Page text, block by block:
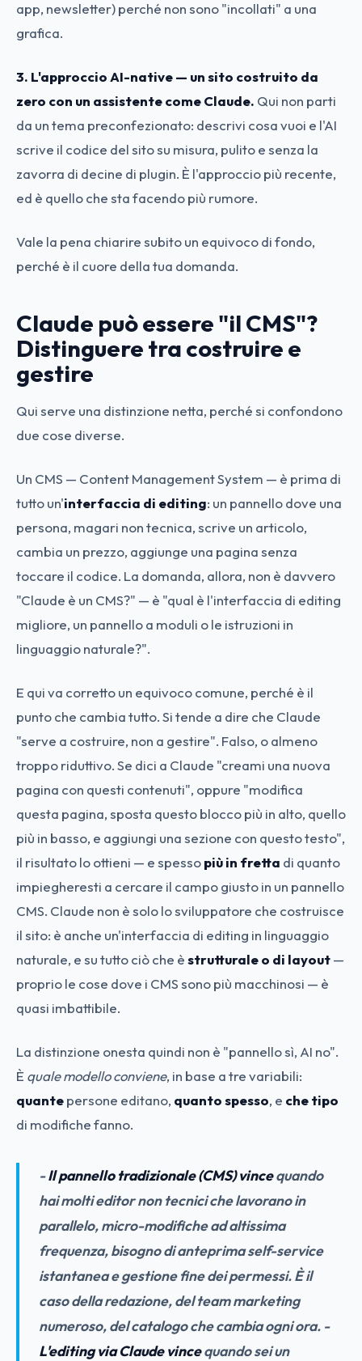
app, newsletter) perché non sono "incollati" a una
grafica.
3. L'approccio AI-native — un sito costruito da
zero con un assistente come Claude. Qui non parti
da un tema preconfezionato: descrivi cosa vuoi e l'AI
scrive il codice del sito su misura, pulito e senza la
zavorra di decine di plugin. È l'approccio più recente,
ed è quello che sta facendo più rumore.
Vale la pena chiarire subito un equivoco di fondo,
perché è il cuore della tua domanda.
Claude può essere "il CMS"?
Distinguere tra costruire e
gestire
Qui serve una distinzione netta, perché si confondono
due cose diverse.
Un CMS — Content Management System — è prima di
tutto un'interfaccia di editing: un pannello dove una
persona, magari non tecnica, scrive un articolo,
cambia un prezzo, aggiunge una pagina senza
toccare il codice. La domanda, allora, non è davvero
"Claude è un CMS?" — è "qual è l'interfaccia di editing
migliore, un pannello a moduli o le istruzioni in
linguaggio naturale?".
E qui va corretto un equivoco comune, perché è il
punto che cambia tutto. Si tende a dire che Claude
"serve a costruire, non a gestire". Falso, o almeno
troppo riduttivo. Se dici a Claude "creami una nuova
pagina con questi contenuti", oppure "modifica
questa pagina, sposta questo blocco più in alto, quello
più in basso, e aggiungi una sezione con questo testo",
il risultato lo ottieni — e spessopiù in fretta di quanto
impiegheresti a cercare il campo giusto in un pannello
CMS. Claude non è solo lo sviluppatore che costruisce
il sito: è anche un'interfaccia di editing in linguaggio
naturale, e su tutto ciò che èstrutturale o di layout—
proprio le cose dove i CMS sono più macchinosi — è
quasi imbattibile.
La distinzione onesta quindi non è "pannello sì, AI no".
È quale modello conviene, in base a tre variabili:
quantepersone editano, quanto spesso, e che tipo
di modifiche fanno.
-Il pannello tradizionale (CMS) vincequando
hai molti editor non tecnici che lavorano in
parallelo, micro-modifiche ad altissima
frequenza, bisogno di anteprima self-service
istantanea e gestione fine dei permessi. È il
caso della redazione, del team marketing
numeroso, del catalogo che cambia ogni ora. -
L'editing via Claude vincequando sei un